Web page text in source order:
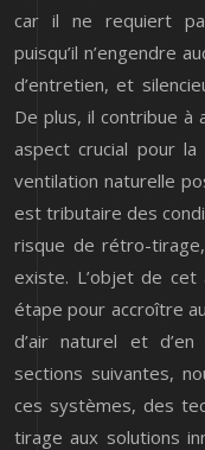
car il ne requiert
puisqu’il n’engendre
d’entretien, et
De plus, il contribue à
aspect crucial pour
ventilation naturelle
est tributaire des
risque de rétro-tirage,
existe. L’objet de
étape pour accroître
d’air naturel et
sections suivantes,
ces systèmes, des
tirage aux solutions